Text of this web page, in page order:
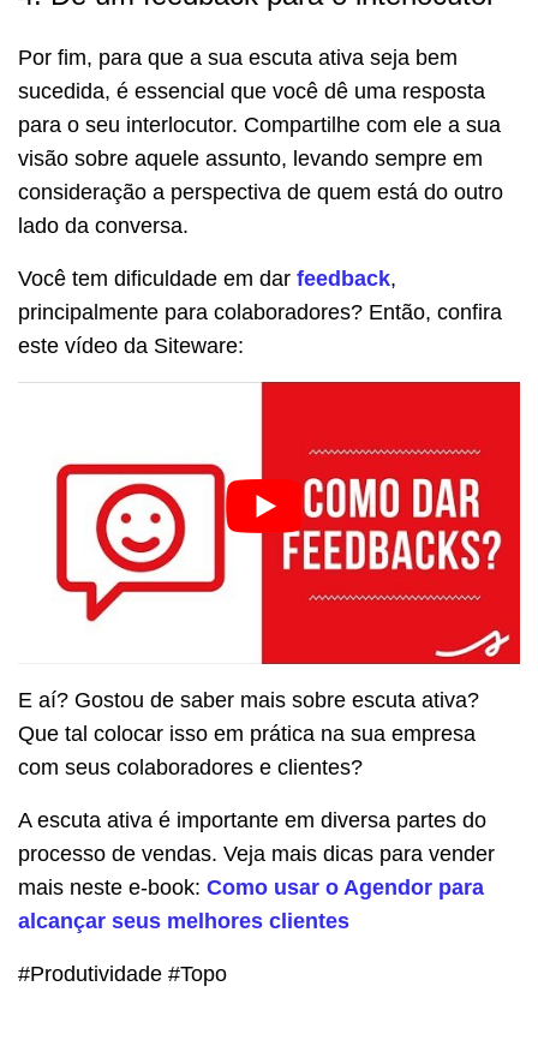
Por fim, para que a sua escuta ativa seja bem
sucedida, é essencial que você dê uma resposta
para o seu interlocutor. Compartilhe com ele a sua
visão sobre aquele assunto, levando sempre em
consideração a perspectiva de quem está do outro
lado da conversa.
Você tem dificuldade em dar feedback,
principalmente para colaboradores? Então, confira
este vídeo da Siteware:
E aí? Gostou de saber mais sobre escuta ativa?
Que tal colocar isso em prática na sua empresa
com seus colaboradores e clientes?
A escuta ativa é importante em diversa partes do
processo de vendas. Veja mais dicas para vender
mais neste e-book: Como usar o Agendor para
alcançar seus melhores clientes
#Produtividade #Topo